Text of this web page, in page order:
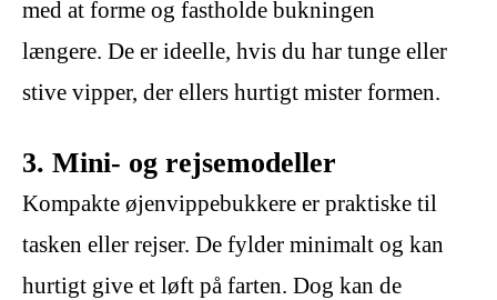
med at forme og fastholde bukningen
længere. De er ideelle, hvis du har tunge eller
stive vipper, der ellers hurtigt mister formen.
3. Mini- og rejsemodeller
Kompakte øjenvippebukkere er praktiske til
tasken eller rejser. De fylder minimalt og kan
hurtigt give et løft på farten. Dog kan de